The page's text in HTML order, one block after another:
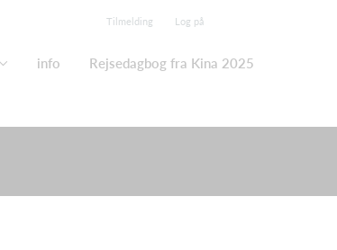
Tilmelding Log på
info Rejsedagbog fra Kina 2025